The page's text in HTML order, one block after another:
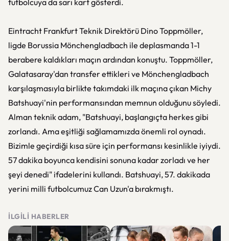
futbolcuya da sarı kart gösterdi.
Eintracht Frankfurt Teknik Direktörü Dino Toppmöller,
ligde Borussia Mönchengladbach ile deplasmanda 1-1
berabere kaldıkları maçın ardından konuştu. Toppmöller,
Galatasaray'dan transfer ettikleri ve Mönchengladbach
karşılaşmasıyla birlikte takımdaki ilk maçına çıkan Michy
Batshuayi'nin performansından memnun olduğunu söyledi.
Alman teknik adam, "Batshuayi, başlangıçta herkes gibi
zorlandı. Ama eşitliği sağlamamızda önemli rol oynadı.
Bizimle geçirdiği kısa süre için performansı kesinlikle iyiydi.
57 dakika boyunca kendisini sonuna kadar zorladı ve her
şeyi denedi" ifadelerini kullandı. Batshuayi, 57. dakikada
yerini milli futbolcumuz Can Uzun'a bırakmıştı.
İLGILI HABERLER